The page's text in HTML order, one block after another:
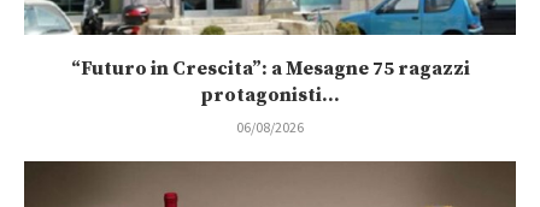
“Futuro in Crescita”: a Mesagne 75 ragazzi
protagonisti...
06/08/2026